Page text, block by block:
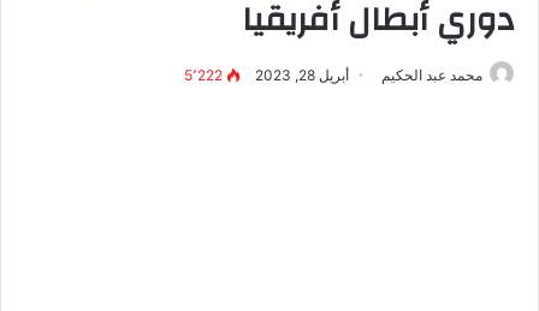
دوري أبطال أفريقيا
محمد عبد الحكيم أبريل 28, 2023 5٬222